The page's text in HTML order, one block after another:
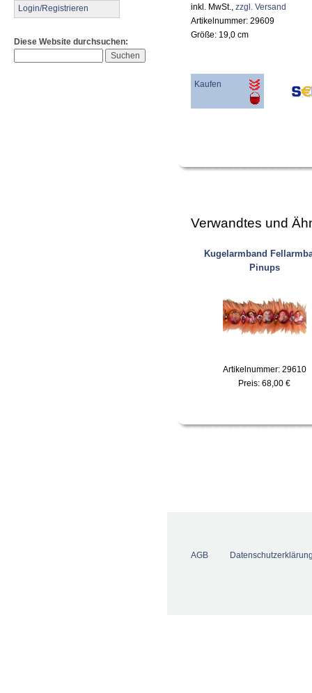
Login/Registrieren
Diese Website durchsuchen:
inkl. MwSt., zzgl. Versand
Artikelnummer: 29609
Größe: 19,0 cm
Kaufen
Verwandtes und
Kugelarmband
Pinups
Artikelnummer: 29610
Preis: 68,00 €
AGB